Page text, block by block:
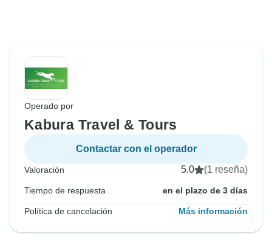
Operado por
Kabura Travel & Tours
Contactar con el operador
Valoración 5.0 (1 reseña)
Tiempo de respuesta en el plazo de 3 días
Política de cancelación Más información